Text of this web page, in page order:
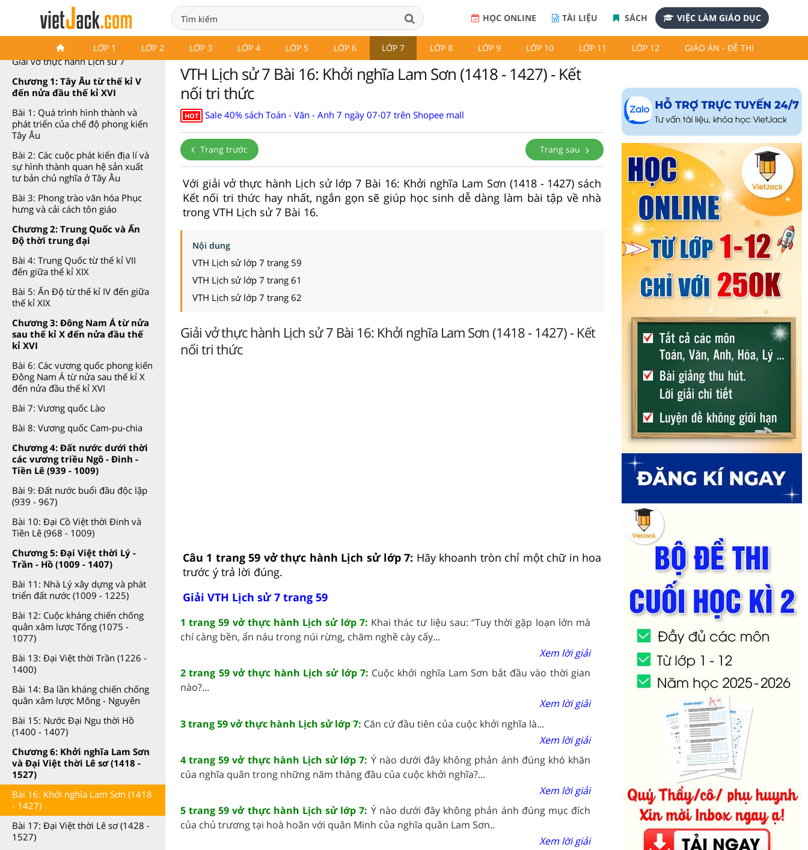
HỌC ONLINE TÀI LIỆU SÁCH VIỆC LÀM GIÁO DỤC
LỚP 1 LỚP 2 LỚP 3 LỚP 4 LỚP 5 LỚP 6 LỚP 7 LỚP 8 LỚP 9 LỚP 10 LỚP 11 LỚP 12 GIÁO ÁN - ĐỀ THI
VTH Lịch sử 7 Kết nối tri thức
Giải vở thực hành Lịch sử 7
Chương 1: Tây Âu từ thế kỉ V
đến nửa đầu thế kỉ XVI
Bài 1: Quá trình hình thành và
phát triển của chế độ phong kiến
Tây Âu
Bài 2: Các cuộc phát kiến địa lí và
sự hình thành quan hệ sản xuất
tư bản chủ nghĩa ở Tây Âu
Bài 3: Phong trào văn hóa Phục
hưng và cải cách tôn giáo
Chương 2: Trung Quốc và Ấn
Độ thời trung đại
Bài 4: Trung Quốc từ thế kỉ VII
đến giữa thế kỉ XIX
Bài 5: Ấn Độ từ thế kỉ IV đến giữa
thế kỉ XIX
Chương 3: Đông Nam Á từ nửa
sau thế kỉ X đến nửa đầu thế
kỉ XVI
Bài 6: Các vương quốc phong kiến
Đông Nam Á từ nửa sau thế kỉ X
đến nửa đầu thế kỉ XVI
Bài 7: Vương quốc Lào
Bài 8: Vương quốc Cam-pu-chia
Chương 4: Đất nước dưới thời
các vương triều Ngô - Đinh -
Tiền Lê (939 - 1009)
Bài 9: Đất nước buổi đầu độc lập
(939 - 967)
Bài 10: Đại Cồ Việt thời Đinh và
Tiền Lê (968 - 1009)
Chương 5: Đại Việt thời Lý -
Trần - Hồ (1009 - 1407)
Bài 11: Nhà Lý xây dựng và phát
triển đất nước (1009 - 1225)
Bài 12: Cuộc kháng chiến chống
quân xâm lược Tống (1075 -
1077)
Bài 13: Đại Việt thời Trần (1226 -
1400)
Bài 14: Ba lần kháng chiến chống
quân xâm lược Mông - Nguyên
Bài 15: Nước Đại Ngu thời Hồ
(1400 - 1407)
Chương 6: Khởi nghĩa Lam Sơn
và Đại Việt thời Lê sơ (1418 -
1527)
Bài 16: Khởi nghĩa Lam Sơn (1418
- 1427)
Bài 17: Đại Việt thời Lê sơ (1428 -
1527)
VTH Lịch sử 7 Bài 16: Khởi nghĩa Lam Sơn (1418 - 1427) - Kết
nối tri thức
HOT Sale 40% sách Toán - Văn - Anh 7 ngày 07-07 trên Shopee mall
Trang trước Trang sau
Với giải vở thực hành Lịch sử lớp 7 Bài 16: Khởi nghĩa Lam Sơn (1418 - 1427) sách
Kết nối tri thức hay nhất, ngắn gọn sẽ giúp học sinh dễ dàng làm bài tập về nhà
trong VTH Lịch sử 7 Bài 16.
Nội dung
VTH Lịch sử lớp 7 trang 59
VTH Lịch sử lớp 7 trang 61
VTH Lịch sử lớp 7 trang 62
Giải vở thực hành Lịch sử 7 Bài 16: Khởi nghĩa Lam Sơn (1418 - 1427) - Kết
nối tri thức
Câu 1 trang 59 vở thực hành Lịch sử lớp 7: Hãy khoanh tròn chỉ một chữ in hoa
trước ý trả lời đúng.
Giải VTH Lịch sử 7 trang 59
1 trang 59 vở thực hành Lịch sử lớp 7: Khai thác tư liệu sau: “Tuy thời gặp loạn lớn mà
chí càng bền, ẩn náu trong núi rừng, chăm nghề cày cấy...
Xem lời giải
2 trang 59 vở thực hành Lịch sử lớp 7: Cuộc khởi nghĩa Lam Sơn bắt đầu vào thời gian
nào?...
Xem lời giải
3 trang 59 vở thực hành Lịch sử lớp 7: Căn cứ đầu tiên của cuộc khởi nghĩa là...
Xem lời giải
4 trang 59 vở thực hành Lịch sử lớp 7: Ý nào dưới đây không phản ánh đúng khó khăn
của nghĩa quân trong những năm tháng đầu của cuộc khởi nghĩa?...
Xem lời giải
5 trang 59 vở thực hành Lịch sử lớp 7: Ý nào dưới đây không phản ánh đúng mục đích
của chủ trương tại hoà hoãn với quân Minh của nghĩa quân Lam Sơn..
Xem lời giải